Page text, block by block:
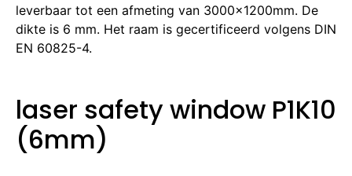
leverbaar tot een afmeting van 3000x1200mm. De
dikte is 6 mm. Het raam is gecertificeerd volgens DIN
EN 60825-4.
laser safety window P1K10
(6mm)